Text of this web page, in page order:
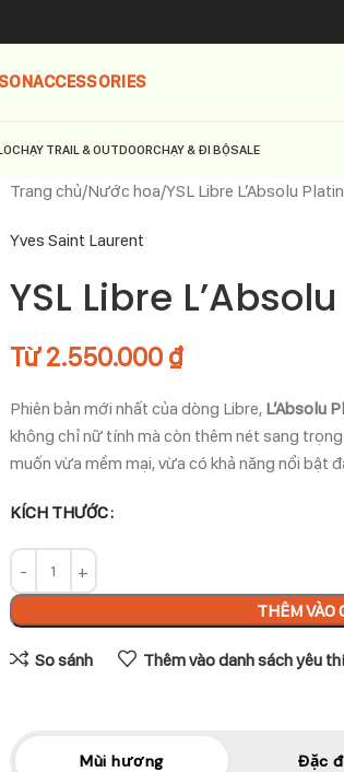
ACCESSORIES
CHẠY TRAIL & OUTDOORCHẠY & ĐI BỘSALE
Trang chủ Nước hoa YSL Libre L’Absolu
Yves Saint Laurent
YSL Libre
Từ2.550.000 ₫
Phiên bản mới nhất của dòng Libre, L’Absolu
không chỉ nữ tính mà còn thêm nét sang
muốn vừa mềm mại, vừa có khả năng nổi bật
KÍCH THƯỚC
THÊM VÀO
So sánh Thêm vào danh sách yêu
Mùi hương Đặc